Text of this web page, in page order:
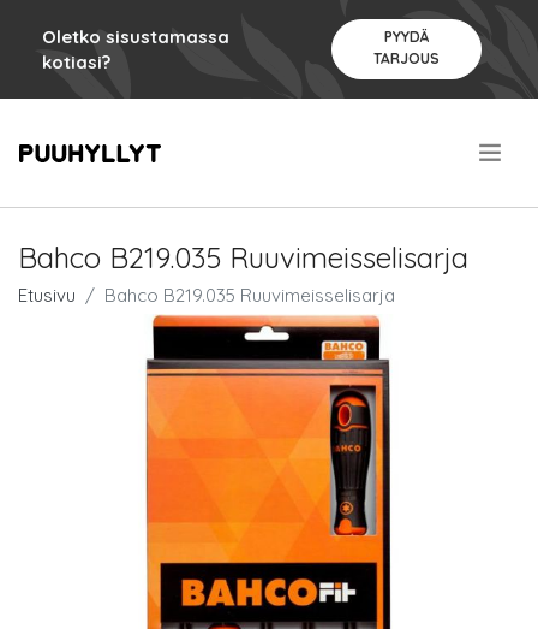
Oletko sisustamassa
kotiasi?
PYYDÄ
TARJOUS
Bahco B219.035 Ruuvimeisselisarja
Etusivu Bahco B219.035 Ruuvimeisselisarja